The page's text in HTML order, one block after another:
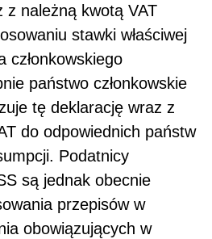
z należną kwotą VAT
stawki właściwej
członkowskiego
państwo członkowskie
tę deklarację wraz z
do odpowiednich państw
Podatnicy
są jednak obecnie
przepisów w
obowiązujących w